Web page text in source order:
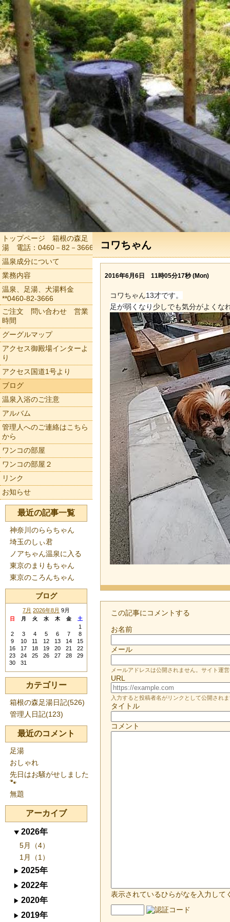
コワちゃん
2016年6月6日 11時05分17秒 (Mon)
コワちゃん13才です。
足が弱くなり 少しでも気分がよくな
この記事にコメントする
お名前
メール
メールアドレスは公開されません。サイト運
URL
入力すると投稿者名がリンクとして公開され
タイトル
コメント
表示されているひらがなを入力して
トップページ 箱根の森足
湯 電話：0460－82－3666
温泉成分について
業務内容
温泉、足湯、犬湯料金
**0460-82-3666
ご注文 問い合わせ 営業
時間
グーグルマップ
アクセス御殿場インターよ
り
アクセス国道1号より
ブログ
温泉入浴のご注意
アルバム
管理人へのご連絡はこちら
から
ワンコの部屋
ワンコの部屋２
リンク
お知らせ
最近の記事一覧
神奈川のららちゃん
埼玉のしぃ君
ノアちゃん温泉に入る
東京のまりもちゃん
東京のころんちゃん
ブログ
7月 2026年8月 9月
日 月 火 水 木 金 土
1
2
3 4 5 6 7
8
9
10 11 12 13 14
15
16
17 18 19 20 21
22
23
24 25 26 27 28
29
30
31
カテゴリー
箱根の森足湯日記(526)
管理人日記(123)
最近のコメント
足湯
おしゃれ
先日はお騒がせしました
🐾
無題
アーカイブ
2026年
5月（4）
1月（1）
2025年
2022年
2020年
2019年